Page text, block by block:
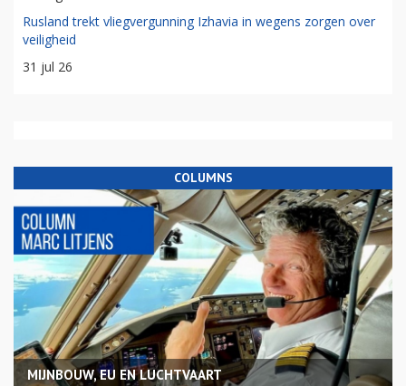
Rusland trekt vliegvergunning Izhavia in wegens zorgen over
veiligheid
31 jul 26
COLUMNS
MIJNBOUW, EU EN LUCHTVAART